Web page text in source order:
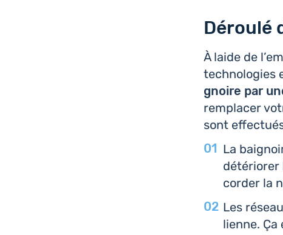
Déroulé
À laide de
tech­no­lo­gies
gnoire par
rem­pla­cer
sont
La
dété­rio­rer
cor­der la
Les
lienne.